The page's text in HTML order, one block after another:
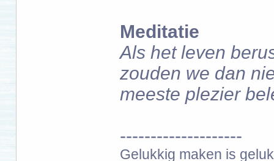
Meditatie
Als het leven
zouden we dan
meeste plezier
--------------------
Gelukkig maken is